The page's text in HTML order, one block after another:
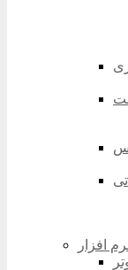
افزار